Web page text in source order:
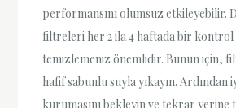
performansını olumsuz etkileyebilir.
filtreleri her 2 ila 4 haftada bir kontrol
temizlemeniz önemlidir. Bunun için,
hafif sabunlu suyla yıkayın. Ardından
kurumasını bekleyin ve tekrar yerine